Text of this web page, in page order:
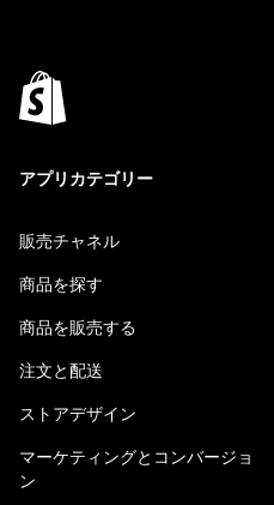
アプリカテゴリー
販売チャネル
商品を探す
商品を販売する
注文と配送
ストアデザイン
マーケティングとコンバージョ
ン